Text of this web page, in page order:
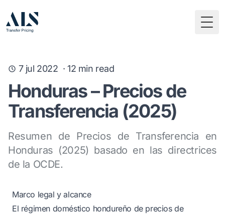
7 jul 2022 ·12 min read
Honduras – Precios de
Transferencia (2025)
Resumen de Precios de Transferencia en
Honduras (2025) basado en las directrices
de la OCDE.
Marco legal y alcance
El régimen doméstico hondureño de precios de